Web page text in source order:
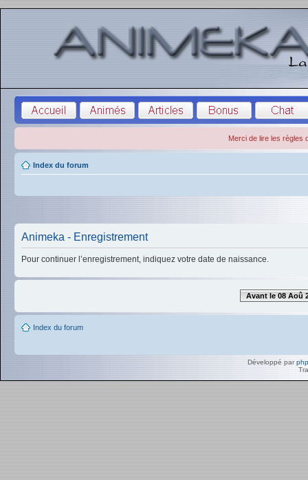
Merci de lire les règles
Index du forum
Animeka - Enregistrement
Pour continuer l’enregistrement, indiquez votre date de naissance.
Avant le 08 Aoû
Index du forum
Développé par